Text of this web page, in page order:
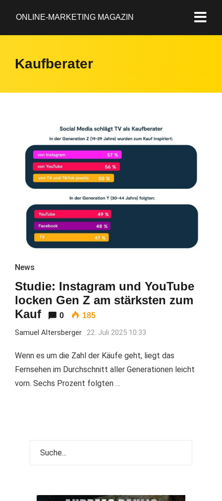
ONLINE-MARKETING MAGAZIN
Kaufberater
News
Studie: Instagram und YouTube
locken Gen Z am stärksten zum
Kauf
0 185
Samuel Altersberger 22. Juli 2025 10:33
Wenn es um die Zahl der Käufe geht, liegt das
Fernsehen im Durchschnitt aller Generationen leicht
vorn. Sechs Prozent folgten …